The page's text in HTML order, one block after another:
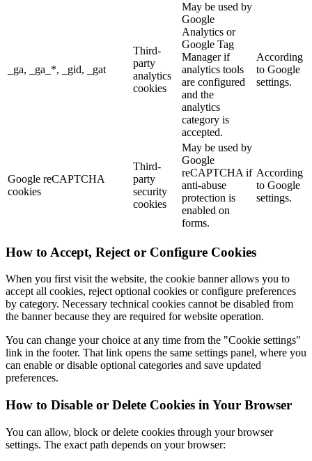
_ga, _ga_*, _gid, _gat
Third-
party
analytics
cookies
May be used by
Google
Analytics or
Google Tag
Manager if
analytics tools
are configured
and the
analytics
category is
accepted.
According
to Google
settings.
Google reCAPTCHA
cookies
Third-
party
security
cookies
May be used by
Google
reCAPTCHA if
anti-abuse
protection is
enabled on
forms.
According
to Google
settings.
How to Accept, Reject or Configure Cookies
When you first visit the website, the cookie banner allows you to
accept all cookies, reject optional cookies or configure preferences
by category. Necessary technical cookies cannot be disabled from
the banner because they are required for website operation.
You can change your choice at any time from the "Cookie settings"
link in the footer. That link opens the same settings panel, where you
can enable or disable optional categories and save updated
preferences.
How to Disable or Delete Cookies in Your Browser
You can allow, block or delete cookies through your browser
settings. The exact path depends on your browser: